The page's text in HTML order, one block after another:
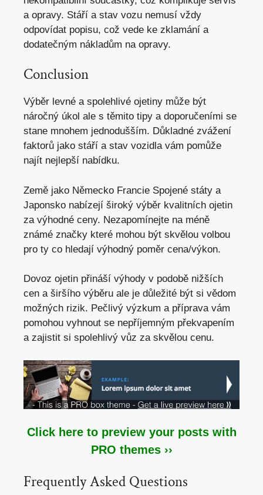
a opravy. Stáří a stav vozu nemusí vždy
odpovídat popisu, což vede ke zklamání a
dodatečným nákladům na opravy.
Conclusion
Výběr levné a spolehlivé ojetiny může být
náročný úkol ale s těmito tipy a doporučeními se
stane mnohem jednodušším. Důkladné zvážení
faktorů jako stáří a stav vozidla vám pomůže
najít nejlepší nabídku.
Země jako Německo Francie Spojené státy a
Japonsko nabízejí široký výběr kvalitních ojetin
za výhodné ceny. Nezapomínejte na méně
známé značky které mohou být skvělou volbou
pro ty co hledají výhodný poměr cena/výkon.
Dovoz ojetin přináší výhody v podobě nižších
cen a širšího výběru ale je důležité být si vědom
možných rizik. Pečlivý výzkum a příprava vám
pomohou vyhnout se nepříjemným překvapením
a zajistit si spolehlivý vůz za skvělou cenu.
Click here to preview your posts with
PRO themes ››
Frequently Asked Questions